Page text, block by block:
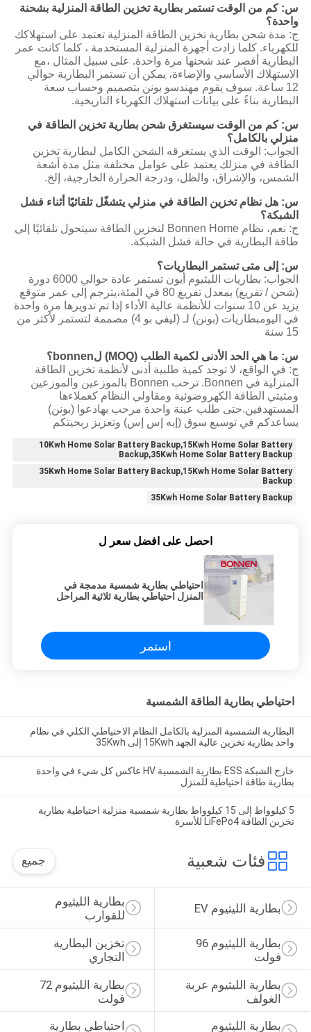
س: كم من الوقت تستمر بطارية تخزين الطاقة المنزلية بشحنة
واحدة؟
ج: مدة شحن بطارية تخزين الطاقة المنزلية تعتمد على استهلاكك
للكهرباء. كلما زادت أجهزة المنزلية المستخدمة ، كلما كانت عمر
البطارية أقصر عند شحنها مرة واحدة. على سبيل المثال ،مع
الاستهلاك الأساسي والإضاءة، يمكن أن تستمر البطارية حوالي
12 ساعة. سوف يقوم مهندسو بونن بتصميم وحساب سعة
البطارية بناءً على بيانات استهلاك الكهرباء التاريخية.
س: كم من الوقت سيستغرق شحن بطارية تخزين الطاقة في
منزلي بالكامل؟
الجواب: الوقت الذي يستغرقه الشحن الكامل لبطارية تخزين
الطاقة في منزلك يعتمد على عوامل مختلفة مثل مدة أشعة
الشمس، والإشراق، والظل، ودرجة الحرارة الخارجية، إلخ.
س: هل نظام تخزين الطاقة في منزلي يتشغّل تلقائيًا أثناء فشل
الشبكة؟
ج: نعم، نظام Bonnen Home لتخزين الطاقة سيتحول تلقائيًا إلى
طاقة البطارية في حالة فشل الشبكة.
س: إلى متى تستمر البطاريات؟
الجواب: بطاريات الليثيوم أيون تستمر عادة حوالي 6000 دورة
(شحن / تفريغ) بمعدل تفريغ 80 في المئة،يترجم إلى عمر متوقع
يزيد عن 10 سنوات للأنظمة عالية الأداء إذا تم تدويرها مرة واحدة
في اليومبطاريات (بونن) لـ (ليفي بو 4) مصممة لتستمر لأكثر من
15 سنة
س: ما هي الحد الأدنى لكمية الطلب (MOQ) لbonnen؟
ج: في الواقع، لا توجد كمية طلبية أدنى لأنظمة تخزين الطاقة
المنزلية في Bonnen. ترحب Bonnen بالموزعين والموزعين
ومثبتي الطاقة الكهروضوئية ومقاولي النظام كعملاءها
المستهدفين.حتى طلب عينة واحدة مرحب بهادعوا (بونن)
يساعدكم في توسيع سوق (إيه إس إس) وتعزيز ربحيتكم
10Kwh Home Solar Battery Backup,15Kwh Home Solar Battery
Backup,35Kwh Home Solar Battery Backup
35Kwh Home Solar Battery Backup,15Kwh Home Solar Battery
Backup
35Kwh Home Solar Battery Backup
احصل على افضل سعر ل
احتياطي بطارية شمسية مدمجة في
المنزل احتياطي بطارية ثلاثية المراحل
استمر
احتياطي بطارية الطاقة الشمسية
البطارية الشمسية المنزلية بالكامل النظام الاحتياطي الكلي في نظام
واحد بطارية تخزين عالية الجهد 15Kwh إلى 35Kwh
خارج الشبكة ESS بطارية الشمسية HV عاكس كل شيء في واحدة
بطارية طاقة احتياطية للمنزل
5 كيلوواط إلى 15 كيلوواط بطارية شمسية منزلية احتياطية بطارية
تخزين الطاقة LiFePo4 للأسرة
فئات شعبية جميع
بطارية الليثيوم
للقوارب
بطارية الليثيوم EV
تخزين البطارية
التجاري
فولت
فولت
بطارية الليثيوم عربة
الغولف
احتياطي بطارية
بطارية الليثيوم